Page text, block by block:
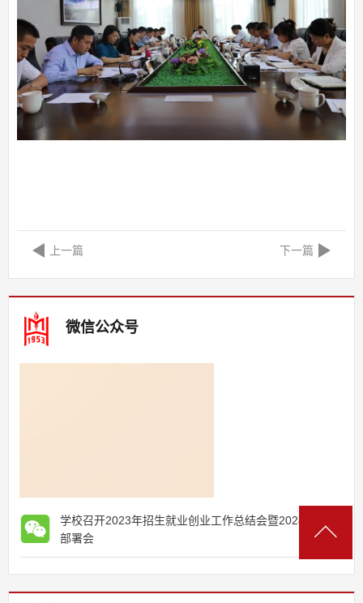
上一篇 下一篇
微信公众号
学校召开2023年招生就业创业工作总结会暨2024年工作
部署会